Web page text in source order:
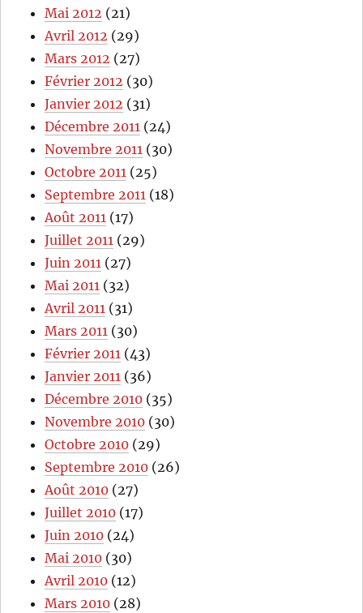
Mai 2012 (21)
Avril 2012 (29)
Mars 2012 (27)
Février 2012 (30)
Janvier 2012 (31)
Décembre 2011 (24)
Novembre 2011 (30)
Octobre 2011 (25)
Septembre 2011 (18)
Août 2011 (17)
Juillet 2011 (29)
Juin 2011 (27)
Mai 2011 (32)
Avril 2011 (31)
Mars 2011 (30)
Février 2011 (43)
Janvier 2011 (36)
Décembre 2010 (35)
Novembre 2010 (30)
Octobre 2010 (29)
Septembre 2010 (26)
Août 2010 (27)
Juillet 2010 (17)
Juin 2010 (24)
Mai 2010 (30)
Avril 2010 (12)
Mars 2010 (28)